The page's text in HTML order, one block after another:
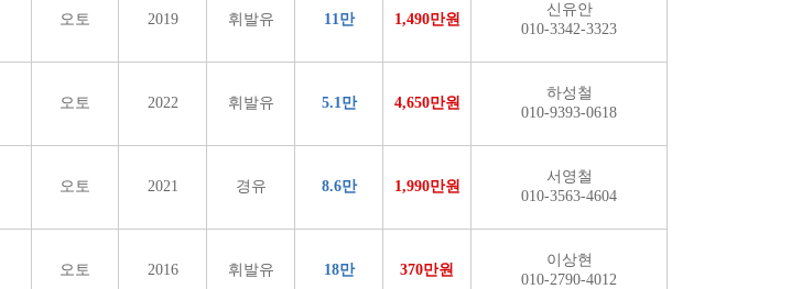
오토 2019 휘발유 11만 1,490만원
신유안
010-3342-3323
오토 2022 휘발유 5.1만 4,650만원
하성철
010-9393-0618
오토 2021 경유 8.6만 1,990만원
서영철
010-3563-4604
오토 2016 휘발유 18만 370만원
이상현
010-2790-4012